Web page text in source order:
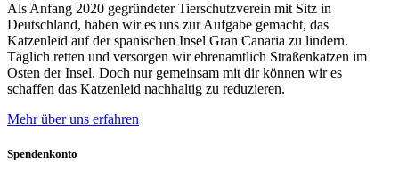
Als Anfang 2020 gegründeter Tierschutzverein mit Sitz in
Deutschland, haben wir es uns zur Aufgabe gemacht, das
Katzenleid auf der spanischen Insel Gran Canaria zu lindern.
Täglich retten und versorgen wir ehrenamtlich Straßenkatzen im
Osten der Insel. Doch nur gemeinsam mit dir können wir es
schaffen das Katzenleid nachhaltig zu reduzieren.
Mehr über uns erfahren
Spendenkonto